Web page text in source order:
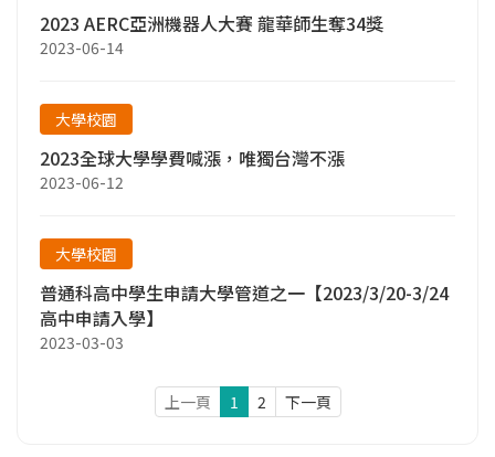
2023 AERC亞洲機器人大賽 龍華師生奪34獎
2023-06-14
大學校園
2023全球大學學費喊漲，唯獨台灣不漲
2023-06-12
大學校園
普通科高中學生申請大學管道之一【2023/3/20-3/24
高中申請入學】
2023-03-03
上一頁 1 2 下一頁